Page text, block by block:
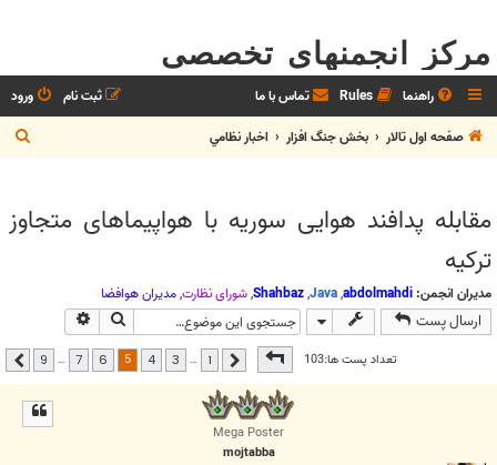
مرکز انجمنهای تخصصی
راهنما Rules تماس با ما ورود
ثبت نام
صفحه اول تالار
بخش جنگ افزار اخبار نظامي
ج
س
جمقابله پدافند هوایی سوریه با هواپیما‌های متجاوز
ترکیه
مدیران انجمن: abdolmahdi
,
Java
,
Shahbaz
,شوراي نظارت,مديران هوافضا
ارسال پست جستجو
تعداد پست ها:103صفحه از9 قبلی …
3
4
5
6
7
…
9 بعدی
Mega Poster
mojtabba